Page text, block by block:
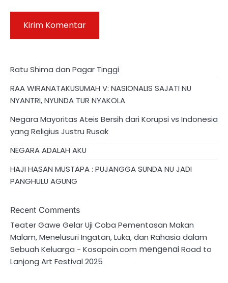
Ratu Shima dan Pagar Tinggi
RAA WIRANATAKUSUMAH V: NASIONALIS SAJATI NU
NYANTRI, NYUNDA TUR NYAKOLA
Negara Mayoritas Ateis Bersih dari Korupsi vs Indonesia
yang Religius Justru Rusak
NEGARA ADALAH AKU
HAJI HASAN MUSTAPA : PUJANGGA SUNDA NU JADI
PANGHULU AGUNG
Recent Comments
Teater Gawe Gelar Uji Coba Pementasan Makan
Malam, Menelusuri Ingatan, Luka, dan Rahasia dalam
Sebuah Keluarga - Kosapoin.com mengenaiRoad to
Lanjong Art Festival 2025